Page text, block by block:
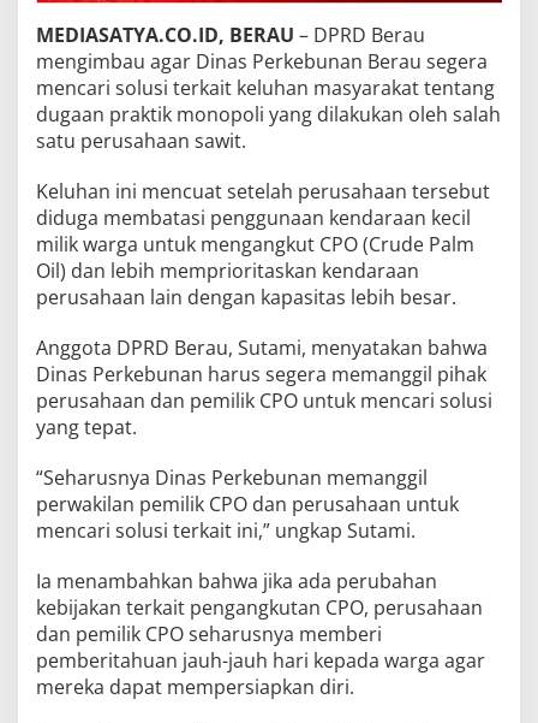
MEDIASATYA.CO.ID, BERAU – DPRD Berau
mengimbau agar Dinas Perkebunan Berau segera
mencari solusi terkait keluhan masyarakat tentang
dugaan praktik monopoli yang dilakukan oleh salah
satu perusahaan sawit.
Keluhan ini mencuat setelah perusahaan tersebut
diduga membatasi penggunaan kendaraan kecil
milik warga untuk mengangkut CPO (Crude Palm
Oil) dan lebih memprioritaskan kendaraan
perusahaan lain dengan kapasitas lebih besar.
Anggota DPRD Berau, Sutami, menyatakan bahwa
Dinas Perkebunan harus segera memanggil pihak
perusahaan dan pemilik CPO untuk mencari solusi
yang tepat.
“Seharusnya Dinas Perkebunan memanggil
perwakilan pemilik CPO dan perusahaan untuk
mencari solusi terkait ini,” ungkap Sutami.
Ia menambahkan bahwa jika ada perubahan
kebijakan terkait pengangkutan CPO, perusahaan
dan pemilik CPO seharusnya memberi
pemberitahuan jauh-jauh hari kepada warga agar
mereka dapat mempersiapkan diri.